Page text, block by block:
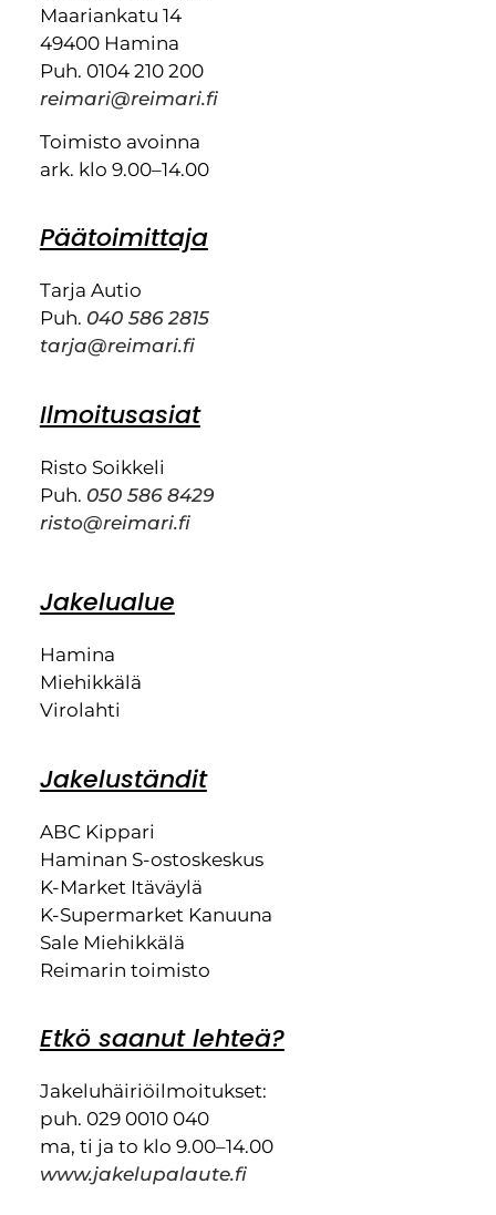
Maariankatu 14
49400 Hamina
Puh. 0104 210 200
reimari@reimari.fi
Toimisto avoinna
ark. klo 9.00–14.00
Päätoimittaja
Tarja Autio
Puh. 040 586 2815
tarja@reimari.fi
Ilmoitusasiat
Risto Soikkeli
Puh. 050 586 8429
risto@reimari.fi
Jakelualue
Hamina
Miehikkälä
Virolahti
Jakeluständit
ABC Kippari
Haminan S-ostoskeskus
K-Market Itäväylä
K-Supermarket Kanuuna
Sale Miehikkälä
Reimarin toimisto
Etkö saanut lehteä?
Jakeluhäiriöilmoitukset:
puh. 029 0010 040
ma, ti ja to klo 9.00–14.00
www.jakelupalaute.fi